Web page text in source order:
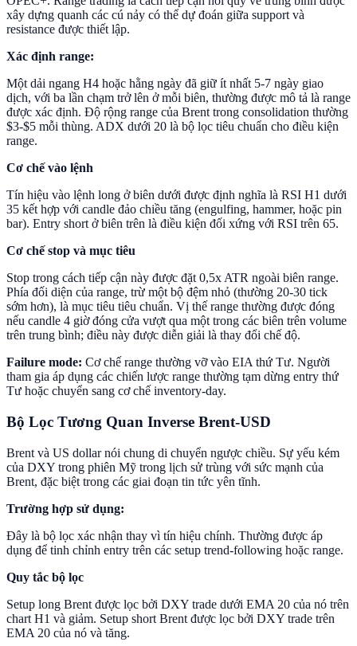
xây dựng quanh các cú nảy có thể dự đoán giữa support và
resistance được thiết lập.
Xác định range:
Một dải ngang H4 hoặc hằng ngày đã giữ ít nhất 5-7 ngày giao
dịch, với ba lần chạm trở lên ở mỗi biên, thường được mô tả là range
được xác định. Độ rộng range của Brent trong consolidation thường
$3-$5 mỗi thùng. ADX dưới 20 là bộ lọc tiêu chuẩn cho điều kiện
range.
Cơ chế vào lệnh
Tín hiệu vào lệnh long ở biên dưới được định nghĩa là RSI H1 dưới
35 kết hợp với candle đảo chiều tăng (engulfing, hammer, hoặc pin
bar). Entry short ở biên trên là điều kiện đối xứng với RSI trên 65.
Cơ chế stop và mục tiêu
Stop trong cách tiếp cận này được đặt 0,5x ATR ngoài biên range.
Phía đối diện của range, trừ một bộ đệm nhỏ (thường 20-30 tick
sớm hơn), là mục tiêu tiêu chuẩn. Vị thế range thường được đóng
nếu candle 4 giờ đóng cửa vượt qua một trong các biên trên volume
trên trung bình; điều này được diễn giải là thay đổi chế độ.
Failure mode: Cơ chế range thường vỡ vào EIA thứ Tư. Người
tham gia áp dụng các chiến lược range thường tạm dừng entry thứ
Tư hoặc chuyển sang cơ chế inventory-day.
Bộ Lọc Tương Quan Inverse Brent-USD
Brent và US dollar nói chung di chuyển ngược chiều. Sự yếu kém
của DXY trong phiên Mỹ trong lịch sử trùng với sức mạnh của
Brent, đặc biệt trong các giai đoạn tin tức yên tĩnh.
Trường hợp sử dụng:
Đây là bộ lọc xác nhận thay vì tín hiệu chính. Thường được áp
dụng để tinh chỉnh entry trên các setup trend-following hoặc range.
Quy tắc bộ lọc
Setup long Brent được lọc bởi DXY trade dưới EMA 20 của nó trên
chart H1 và giảm. Setup short Brent được lọc bởi DXY trade trên
EMA 20 của nó và tăng.